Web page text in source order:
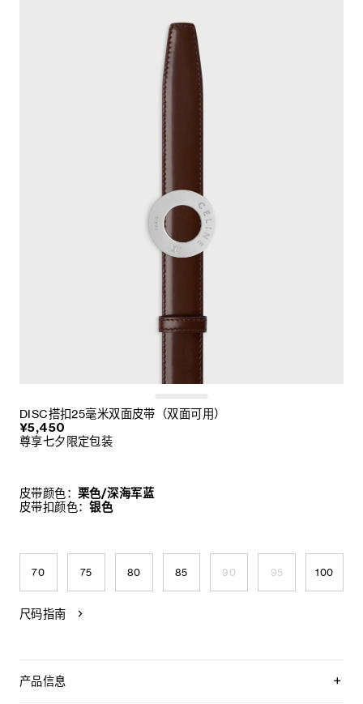
DISC搭扣25毫米双面皮带（双面可用）
¥5,450
尊享七夕限定包装
皮带颜色：栗色/深海军蓝
皮带扣颜色：银色
70 75 80 85 90 95 100
尺码指南
产品信息